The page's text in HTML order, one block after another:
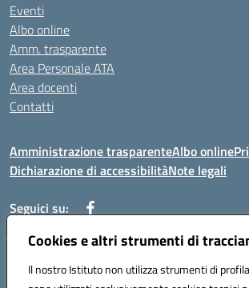
Cookies e altri strumenti di
Il nostro Istituto non utilizza strumenti di
Eventi
Albo online
Amm. trasparente
Area Personale ATA
Area docenti
Contatti
Amministrazione trasparenteAlbo online
Dichiarazione di accessibilitàNote legali
Seguici su:
Indirizzo: VIA BRECCIAME, 46 - 81024 MADDALONI
Mail: CEIC8AU001@istruzione.it - Pec: